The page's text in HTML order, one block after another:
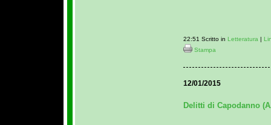
22:51 Scritto in Letteratura |
Stampa
12/01/2015
Delitti di Capodanno